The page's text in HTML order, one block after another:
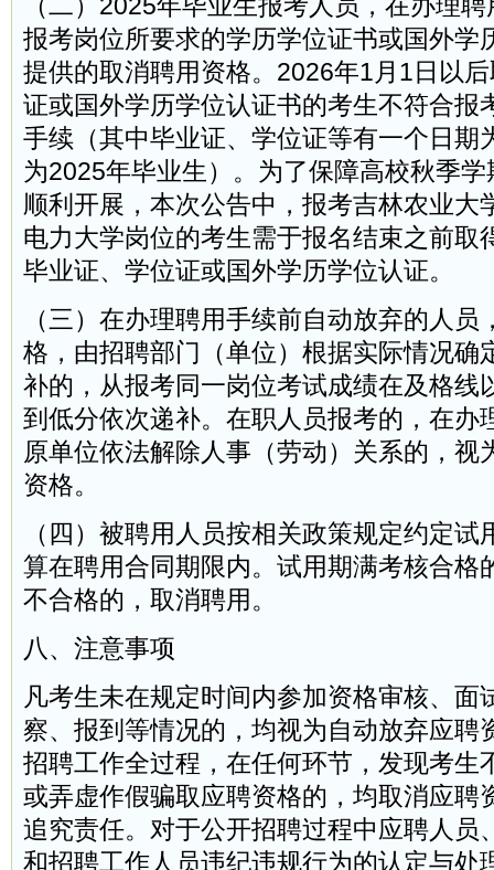
（二）2025年毕业生报考人员，在办理
报考岗位所要求的学历学位证书或国外学
提供的取消聘用资格。2026年1月1日以
证或国外学历学位认证书的考生不符合报
手续（其中毕业证、学位证等有一个日期
为2025年毕业生）。为了保障高校秋季
顺利开展，本次公告中，报考吉林农业大
电力大学岗位的考生需于报名结束之前取
毕业证、学位证或国外学历学位认证。
（三）在办理聘用手续前自动放弃的人
格，由招聘部门（单位）根据实际情况确
补的，从报考同一岗位考试成绩在及格线
到低分依次递补。在职人员报考的，在办
原单位依法解除人事（劳动）关系的，视
资格。
（四）被聘用人员按相关政策规定约定
算在聘用合同期限内。试用期满考核合格
不合格的，取消聘用。
八、注意事项
凡考生未在规定时间内参加资格审核、面
察、报到等情况的，均视为自动放弃应聘
招聘工作全过程，在任何环节，发现考生
或弄虚作假骗取应聘资格的，均取消应聘
追究责任。对于公开招聘过程中应聘人员
和招聘工作人员违纪违规行为的认定与处